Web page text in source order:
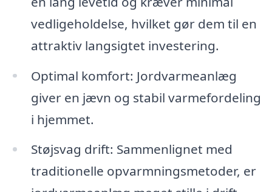
vedligeholdelse, hvilket gør dem til en
attraktiv langsigtet investering.
Optimal komfort: Jordvarmeanlæg
giver en jævn og stabil varmefordeling
i hjemmet.
Støjsvag drift: Sammenlignet med
traditionelle opvarmningsmetoder, er